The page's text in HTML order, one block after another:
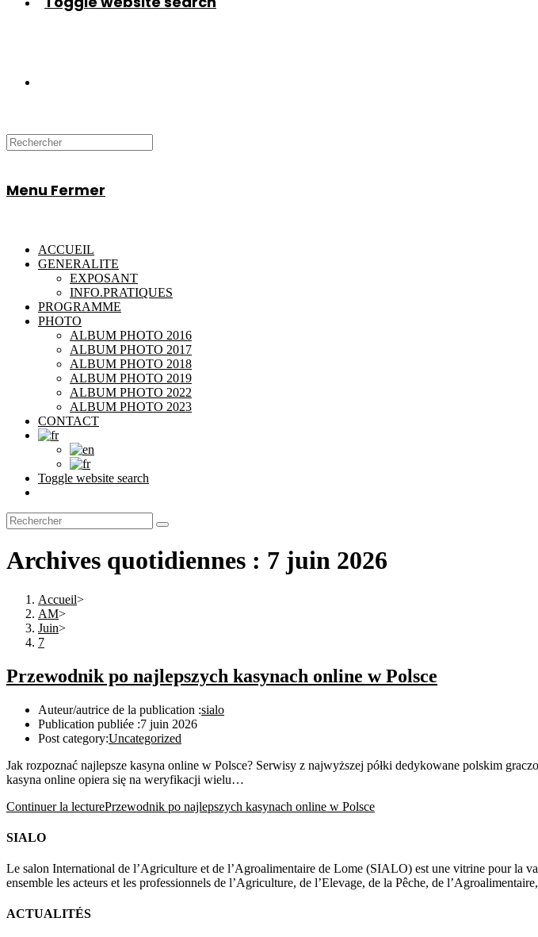
Menu Fermer
ACCUEIL
GENERALITE
EXPOSANT
INFO.PRATIQUES
PROGRAMME
PHOTO
ALBUM PHOTO 2016
ALBUM PHOTO 2017
ALBUM PHOTO 2018
ALBUM PHOTO 2019
ALBUM PHOTO 2022
ALBUM PHOTO 2023
CONTACT
Toggle website search
Archives quotidiennes : 7 juin 2026
Accueil>
AM>
Juin>
7
Przewodnik po najlepszych kasynach online w Polsce
Auteur/autrice de la publication :sialo
Publication publiée :7 juin 2026
Post category:Uncategorized
Jak rozpoznać najlepsze kasyna online w Polsce? Serwisy z najwyższej półki dedykowane polskim
kasyna online opiera się na weryfikacji wielu…
Continuer la lecturePrzewodnik po najlepszych kasynach online w Polsce
SIALO
Le salon International de l’Agriculture et de l’Agroalimentaire de Lome (SIALO) est une vitrine pour la
ensemble les acteurs et les professionnels de l’Agriculture, de l’Elevage, de la Pêche, de
ACTUALITÉS